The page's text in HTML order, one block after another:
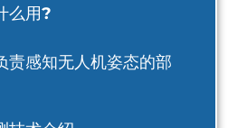
么用?
责感知无人机姿态的部